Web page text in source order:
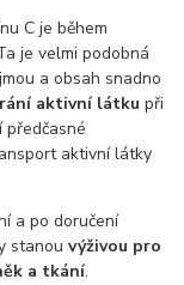
C je během
je velmi podobná
a obsah snadno
aktivní látku při
aktivní látky
a po doručení
stanouvýživou pro
a tkání.